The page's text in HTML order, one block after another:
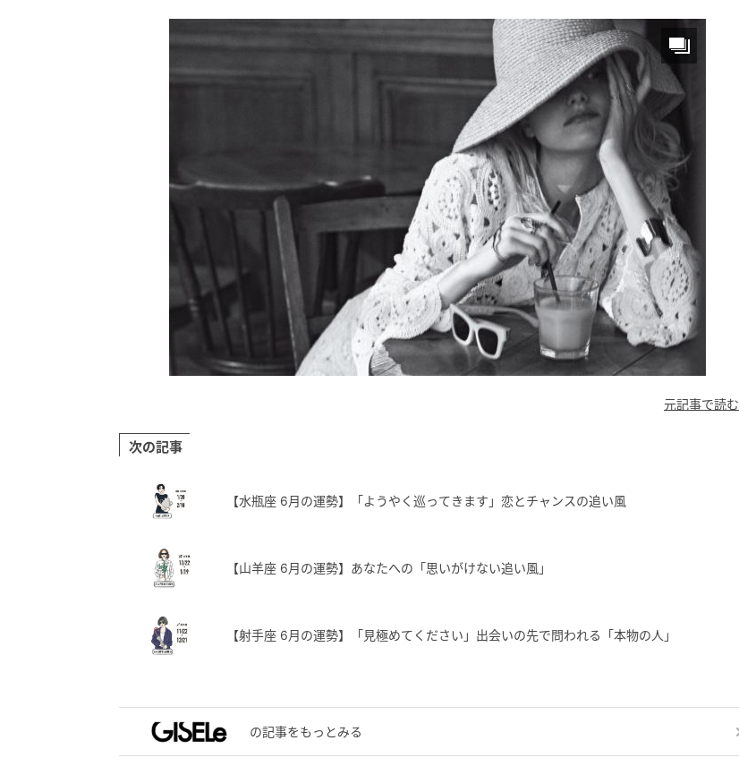
元記事で読む
次の記事
【水瓶座 6月の運勢】「ようやく巡ってきます」恋とチャンスの追い風
【山羊座 6月の運勢】あなたへの「思いがけない追い風」
【射手座 6月の運勢】「見極めてください」出会いの先で問われる「本物の人」
の記事をもっとみる